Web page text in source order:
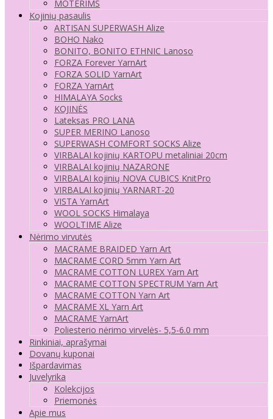
MOTERIMS
Kojinių pasaulis
ARTISAN SUPERWASH Alize
BOHO Nako
BONITO, BONITO ETHNIC Lanoso
FORZA Forever YarnArt
FORZA SOLID YarnArt
FORZA YarnArt
HIMALAYA Socks
KOJINĖS
Lateksas PRO LANA
SUPER MERINO Lanoso
SUPERWASH COMFORT SOCKS Alize
VIRBALAI kojinių KARTOPU metaliniai 20cm
VIRBALAI kojinių NAZARONE
VIRBALAI kojinių NOVA CUBICS KnitPro
VIRBALAI kojinių YARNART-20
VISTA YarnArt
WOOL SOCKS Himalaya
WOOLTIME Alize
Nėrimo virvutės
MACRAME BRAIDED Yarn Art
MACRAME CORD 5mm Yarn Art
MACRAME COTTON LUREX Yarn Art
MACRAME COTTON SPECTRUM Yarn Art
MACRAME COTTON Yarn Art
MACRAME XL Yarn Art
MACRAME YarnArt
Poliesterio nėrimo virvelės- 5,5-6.0 mm
Rinkiniai, aprašymai
Dovanų kuponai
Išpardavimas
Juvelyrika
Kolekcijos
Priemonės
Apie mus